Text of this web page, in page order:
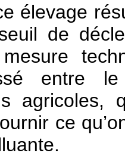
élevage
de
entre
agricoles,
ce